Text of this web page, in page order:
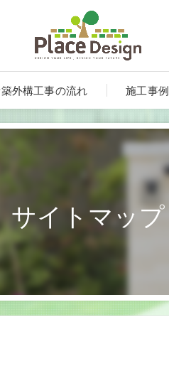
・サンルーム
外構工事の流れ 施工事例
サイトマップ